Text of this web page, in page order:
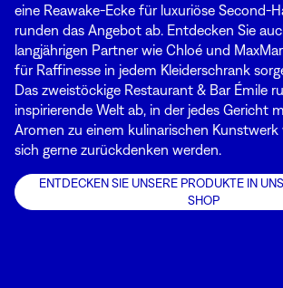
eine Reawake-Ecke für luxuriöse Second-
runden das Angebot ab. Entdecken Sie
langjährigen Partner wie Chloé und
für Raffinesse in jedem Kleiderschrank
Das zweistöckige Restaurant & Bar Émile
inspirierende Welt ab, in der jedes Gericht
Aromen zu einem kulinarischen Kunstwerk
sich gerne zurückdenken werden.
ENTDECKEN SIE UNSERE PRODUKTE IN
SHOP